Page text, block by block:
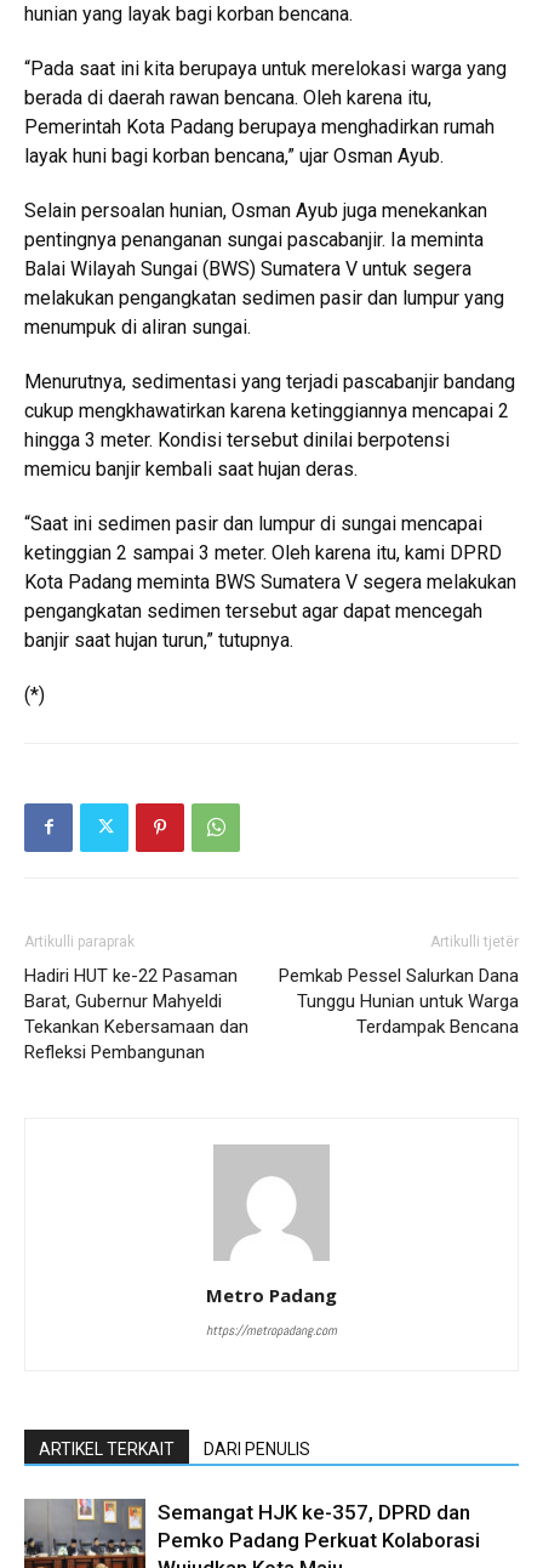
hunian yang layak bagi korban bencana.
“Pada saat ini kita berupaya untuk merelokasi warga yang
berada di daerah rawan bencana. Oleh karena itu,
Pemerintah Kota Padang berupaya menghadirkan rumah
layak huni bagi korban bencana,” ujar Osman Ayub.
Selain persoalan hunian, Osman Ayub juga menekankan
pentingnya penanganan sungai pascabanjir. Ia meminta
Balai Wilayah Sungai (BWS) Sumatera V untuk segera
melakukan pengangkatan sedimen pasir dan lumpur yang
menumpuk di aliran sungai.
Menurutnya, sedimentasi yang terjadi pascabanjir bandang
cukup mengkhawatirkan karena ketinggiannya mencapai 2
hingga 3 meter. Kondisi tersebut dinilai berpotensi
memicu banjir kembali saat hujan deras.
“Saat ini sedimen pasir dan lumpur di sungai mencapai
ketinggian 2 sampai 3 meter. Oleh karena itu, kami DPRD
Kota Padang meminta BWS Sumatera V segera melakukan
pengangkatan sedimen tersebut agar dapat mencegah
banjir saat hujan turun,” tutupnya.
(*)
Artikulli paraprak
Hadiri HUT ke-22 Pasaman
Barat, Gubernur Mahyeldi
Tekankan Kebersamaan dan
Refleksi Pembangunan
Artikulli tjetër
Pemkab Pessel Salurkan Dana
Tunggu Hunian untuk Warga
Terdampak Bencana
Metro Padang
https://metropadang.com
ARTIKEL TERKAIT DARI PENULIS
Semangat HJK ke-357, DPRD dan
Pemko Padang Perkuat Kolaborasi